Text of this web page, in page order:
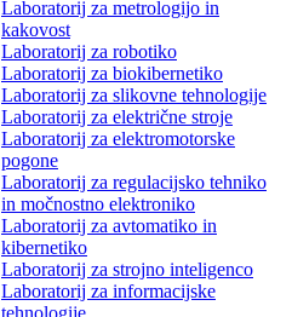
Laboratorij za metrologijo in
kakovost
Laboratorij za robotiko
Laboratorij za biokibernetiko
Laboratorij za slikovne tehnologije
Laboratorij za električne stroje
Laboratorij za elektromotorske
pogone
Laboratorij za regulacijsko tehniko
in močnostno elektroniko
Laboratorij za avtomatiko in
kibernetiko
Laboratorij za strojno inteligenco
Laboratorij za informacijske
tehnologije